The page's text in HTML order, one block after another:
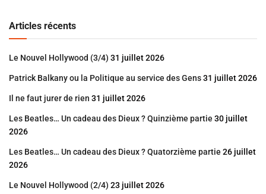
Articles récents
Le Nouvel Hollywood (3/4) 31 juillet 2026
Patrick Balkany ou la Politique au service des Gens31 juillet 2026
Il ne faut jurer de rien 31 juillet 2026
Les Beatles… Un cadeau des Dieux ? Quinzième partie 30 juillet
2026
Les Beatles… Un cadeau des Dieux ? Quatorzième partie 26 juillet
2026
Le Nouvel Hollywood (2/4) 23 juillet 2026